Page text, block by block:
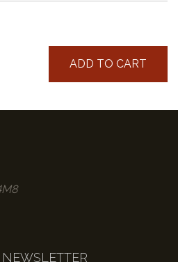
ADD TO CART